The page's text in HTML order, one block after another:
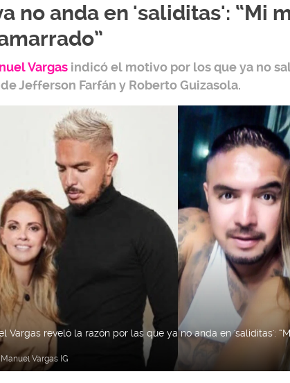
no anda en 'saliditas': “Mi
Vargas indicó el motivo por los que ya no
Jefferson Farfán y Roberto Guizasola.
Vargas reveló la razón por las que ya no anda en 'saliditas':
Vargas IG
LA ZONA EN